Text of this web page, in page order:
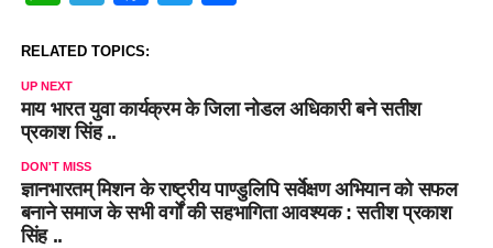
RELATED TOPICS:
UP NEXT
माय भारत युवा कार्यक्रम के जिला नोडल अधिकारी बने सतीश
प्रकाश सिंह ..
DON'T MISS
ज्ञानभारतम् मिशन के राष्ट्रीय पाण्डुलिपि सर्वेक्षण अभियान को सफल
बनाने समाज के सभी वर्गों की सहभागिता आवश्यक : सतीश प्रकाश
सिंह ..